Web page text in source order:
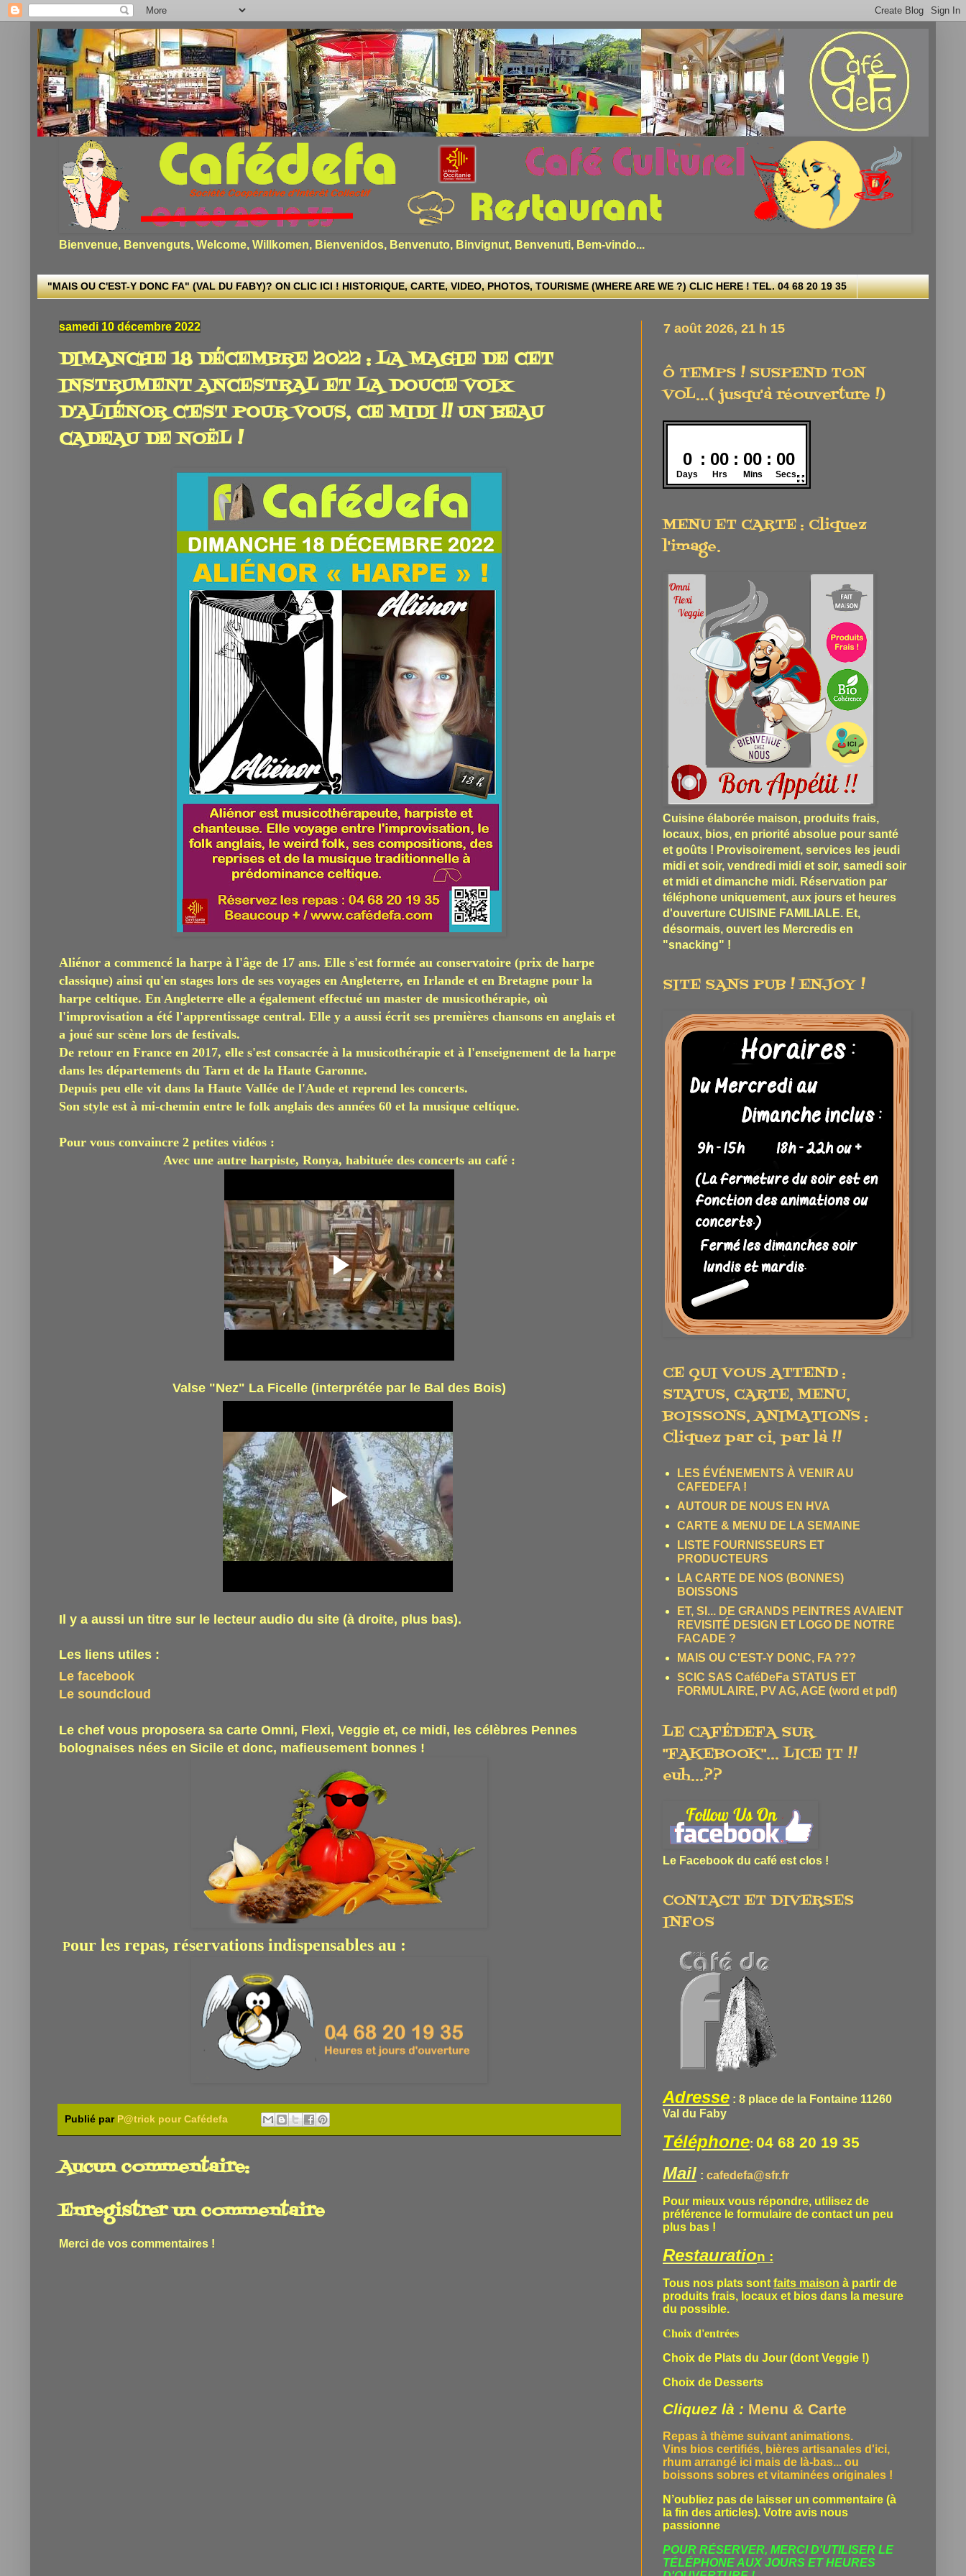
Bienvenue, Benvenguts, Welcome, Willkomen, Bienvenidos, Benvenuto, Binvignut, Benvenuti, Bem-vindo...
"MAIS OU C'EST-Y DONC FA" (VAL DU FABY)? ON CLIC ICI ! HISTORIQUE, CARTE, VIDEO, PHOTOS, TOURISME (WHERE ARE WE ?) CLIC HERE ! TEL. 04 68 20 19 35
samedi 10 décembre 2022
DIMANCHE 18 DÉCEMBRE 2022 : LA MAGIE DE CET
INSTRUMENT ANCESTRAL ET LA DOUCE VOIX
D'ALIÉNOR C'EST POUR VOUS, CE MIDI !! UN BEAU
CADEAU DE NOËL !
Aliénor a commencé la harpe à l'âge de 17 ans. Elle s'est formée au conservatoire (prix de harpe
classique) ainsi qu'en stages lors de ses voyages en Angleterre, en Irlande et en Bretagne pour la
harpe celtique. En Angleterre elle a également effectué un master de musicothérapie, où
l'improvisation a été l'apprentissage central. Elle y a aussi écrit ses premières chansons en anglais et
a joué sur scène lors de festivals.
De retour en France en 2017, elle s'est consacrée à la musicothérapie et à l'enseignement de la harpe
dans les départements du Tarn et de la Haute Garonne.
Depuis peu elle vit dans la Haute Vallée de l'Aude et reprend les concerts.
Son style est à mi-chemin entre le folk anglais des années 60 et la musique celtique.
Pour vous convaincre 2 petites vidéos :
Avec une autre harpiste, Ronya, habituée des concerts au café :
Valse "Nez" La Ficelle (interprétée par le Bal des Bois)
Il y a aussi un titre sur le lecteur audio du site (à droite, plus bas).
Les liens utiles :
Le facebook
Le soundcloud
Le chef vous proposera sa carte Omni, Flexi, Veggie et, ce midi, les célèbres Pennes
bolognaises nées en Sicile et donc, mafieusement bonnes !
Pour les repas, réservations indispensables au :
Publié par P@trick pour Cafédefa
Aucun commentaire:
Enregistrer un commentaire
Merci de vos commentaires !
Ô TEMPS ! SUSPEND TON
VOL...( jusqu'à réouverture !)
MENU ET CARTE : Cliquez
l'image.
Cuisine élaborée maison, produits frais,
locaux, bios, en priorité absolue pour santé
et goûts ! Provisoirement, services les jeudi
midi et soir, vendredi midi et soir, samedi soir
et midi et dimanche midi. Réservation par
téléphone uniquement, aux jours et heures
d'ouverture CUISINE FAMILIALE. Et,
désormais, ouvert les Mercredis en
"snacking" !
SITE SANS PUB ! ENJOY !
CE QUI VOUS ATTEND :
STATUS, CARTE, MENU,
BOISSONS, ANIMATIONS :
Cliquez par ci, par là !!
LES ÉVÉNEMENTS À VENIR AU
CAFEDEFA !
AUTOUR DE NOUS EN HVA
CARTE & MENU DE LA SEMAINE
LISTE FOURNISSEURS ET
PRODUCTEURS
LA CARTE DE NOS (BONNES)
BOISSONS
ET, SI... DE GRANDS PEINTRES AVAIENT
REVISITÉ DESIGN ET LOGO DE NOTRE
FACADE ?
MAIS OU C'EST-Y DONC, FA ???
SCIC SAS CaféDeFa STATUS ET
FORMULAIRE, PV AG, AGE (word et pdf)
LE CAFÉDEFA SUR
"FAKEBOOK"... LICE IT !!
euh...??
Le Facebook du café est clos !
CONTACT ET DIVERSES
INFOS
Adresse : 8 place de la Fontaine 11260
Val du Faby
Téléphone: 04 68 20 19 35
Mail : cafedefa@sfr.fr
Pour mieux vous répondre, utilisez de
préférence le formulaire de contact un peu
plus bas !
Restauration :
Tous nos plats sont faits maison à partir de
produits frais, locaux et bios dans la mesure
du possible.
Choix d'entrées
Choix de Plats du Jour (dont Veggie !)
Choix de Desserts
Cliquez là : Menu & Carte
Repas à thème suivant animations.
Vins bios certifiés, bières artisanales d'ici,
rhum arrangé ici mais de là-bas... ou
boissons sobres et vitaminées originales !
N’oubliez pas de laisser un commentaire (à
la fin des articles). Votre avis nous
passionne
POUR RÉSERVER, MERCI D'UTILISER LE
TÉLÉPHONEAUX JOURS ET HEURES